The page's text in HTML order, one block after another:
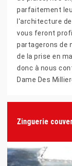
parfaitement
l'architecture
vous feront
partagerons de
de la prise en
donc à nous
Dame Des
Zinguerie